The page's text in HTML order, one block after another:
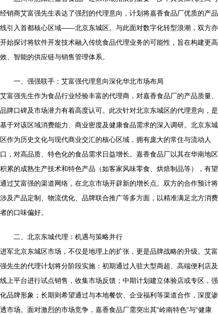
经销商艾富强先生表达了强烈的代理意向，计划将嘉香食品厂优质的产品
线引入首都核心区域——北京东城区。与此面对数字化转型浪潮，双方亦
开始探讨将软件开发技术融入传统食品代理业务的可能性，旨在构建更高
效、智能的供应链与销售管理体系。
一、强强联手：艾富强代理意向深化华北市场布局
艾富强先生作为食品行业经验丰富的代理商，对嘉香食品厂的产品质量、
品牌口碑及市场潜力有着高度认可。此次针对北京东城区的代理意向，是
基于对该区域消费能力、商业密度及健康食品需求的深入调研。北京东城
区作为历史文化与现代商业交汇的核心区域，拥有庞大的常住与流动人
口，对高品质、特色化的食品需求日益增长。嘉香食品厂以其在华南地区
积累的成熟生产技术和特色产品（如客家风味零食、烘焙制品等），有望
通过艾富强的渠道网络，在北京市场开辟新的增长点。双方的合作预计将
涉及产品定制、物流优化、品牌联合推广等多方面，以精准满足北方消费
者的口味偏好。
二、北京东城代理：机遇与策略并行
进军北京东城区市场，不仅是地理上的扩张，更是品牌战略的升级。艾富
强先生的代理计划将分阶段实施：初期通过入驻大型商超、高端便利店及
线上平台进行试点销售，收集市场反馈；中期计划建立体验店或专区，强
化品牌形象；长期则希望通过与本地餐饮、企业福利等渠道合作，深度渗
透市场。面对激烈的市场竞争，嘉香食品厂需突出其“岭南特色”与“健康